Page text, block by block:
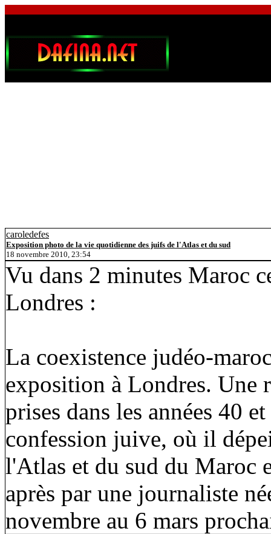
caroledefes
Exposition photo de la vie quotidienne des juifs de l'Atlas et du sud
18 novembre 2010, 23:54
Vu dans 2 minutes Maroc
Londres :
La coexistence judéo-
exposition à Londres. Une
prises dans les années 40
confession juive, où il
l'Atlas et du sud du Maroc
après par une journaliste
novembre au 6 mars